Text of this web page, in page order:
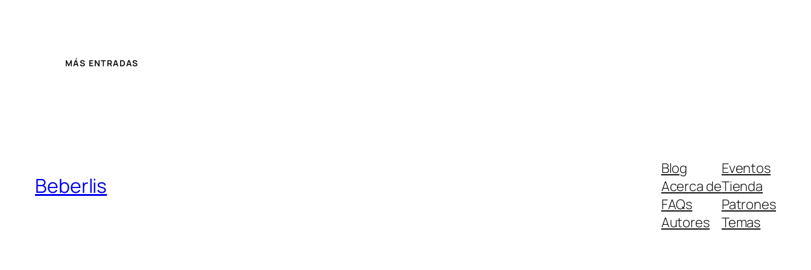
MÁS ENTRADAS
Beberlis
Blog
Acerca de
FAQs
Autores
Eventos
Tienda
Patrones
Temas